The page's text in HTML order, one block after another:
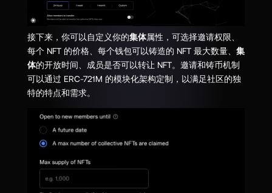
接下来，你可以自定义你的集体属性，可选择邀请权限、
每个 NFT 的价格、每个钱包可以铸造的 NFT 最大数量、 集
体的开放时间、成员是否可以转让 NFT。邀请和铸币机制
可以通过 ERC-721M 的模块化架构定制，以满足社区的独
特的特点和需求。